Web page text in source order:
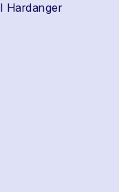
Hardanger